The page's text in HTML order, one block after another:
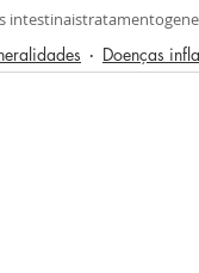
intestinaistratamento
Doenças